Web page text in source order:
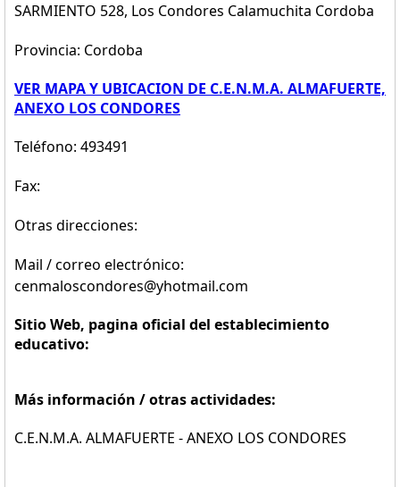
SARMIENTO 528, Los Condores Calamuchita Cordoba
Provincia: Cordoba
VER MAPA Y UBICACION DE C.E.N.M.A. ALMAFUERTE,
ANEXO LOS CONDORES
Teléfono: 493491
Fax:
Otras direcciones:
Mail / correo electrónico:
cenmaloscondores@yhotmail.com
Sitio Web, pagina oficial del establecimiento
educativo:
Más información / otras actividades:
C.E.N.M.A. ALMAFUERTE - ANEXO LOS CONDORES